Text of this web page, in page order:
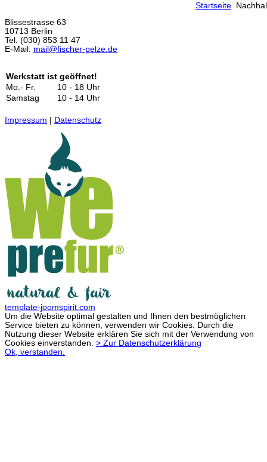
Startseite
Blissestrasse 63
10713 Berlin
Tel. (030) 853 11 47
E-Mail: mail@fischer-pelze.de
Werkstatt ist geöffnet!
Mo.- Fr.
10 - 18 Uhr
Samstag
10 - 14 Uhr
Impressum Datenschutz
template-joomspirit.com
Um die Website optimal gestalten und Ihnen den bestmöglichen
Service bieten zu können, verwenden wir Cookies. Durch die
Nutzung dieser Website erklären Sie sich mit der Verwendung von
Cookies einverstanden. > Zur Datenschutzerklärung
Ok, verstanden.